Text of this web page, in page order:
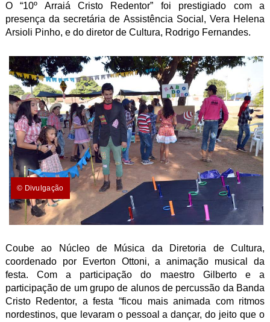
O “10º Arraiá Cristo Redentor” foi prestigiado com a
presença da secretária de Assistência Social, Vera Helena
Arsioli Pinho, e do diretor de Cultura, Rodrigo Fernandes.
© Divulgação
Coube ao Núcleo de Música da Diretoria de Cultura,
coordenado por Everton Ottoni, a animação musical da
festa. Com a participação do maestro Gilberto e a
participação de um grupo de alunos de percussão da Banda
Cristo Redentor, a festa “ficou mais animada com ritmos
nordestinos, que levaram o pessoal a dançar, do jeito que o